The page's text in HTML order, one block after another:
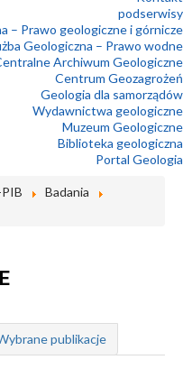
podserwisy
– Prawo geologiczne i górnicze
Geologiczna – Prawo wodne
Archiwum Geologiczne
Centrum Geozagrożeń
Geologia dla samorządów
Wydawnictwa geologiczne
Muzeum Geologiczne
Biblioteka geologiczna
Portal Geologia
Badania
publikacje